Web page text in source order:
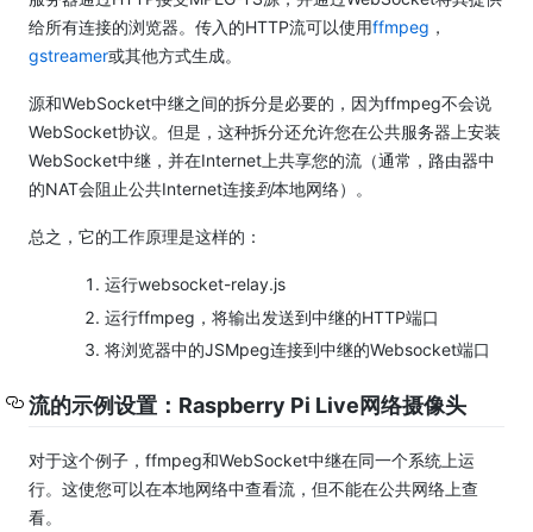
给所有连接的浏览器。 传入的HTTP流可以使用ffmpeg ，
gstreamer或其他方式生成。
源和WebSocket中继之间的拆分是必要的，因为ffmpeg不会说
WebSocket协议。 但是，这种拆分还允许您在公共服务器上安装
WebSocket中继，并在Internet上共享您的流（通常，路由器中
的NAT会阻止公共Internet连接到本地网络）。
总之，它的工作原理是这样的：
运行websocket-relay.js
运行ffmpeg，将输出发送到中继的HTTP端口
将浏览器中的JSMpeg连接到中继的Websocket端口
流的示例设置：Raspberry Pi Live网络摄像头
对于这个例子，ffmpeg和WebSocket中继在同一个系统上运
行。 这使您可以在本地网络中查看流，但不能在公共网络上查
看。